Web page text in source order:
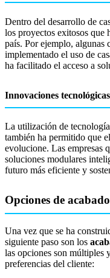
Dentro del desarrollo de
los proyectos exitosos que
país. Por ejemplo, algunas
implementado el uso de
ha facilitado el acceso a
Innovaciones
La utilización de
también ha permitido que
evolucione. Las empresas
soluciones modulares
futuro más eficiente y
Opciones de
Una vez que se ha
siguiente paso son los
las opciones son múltiples
preferencias del cliente: